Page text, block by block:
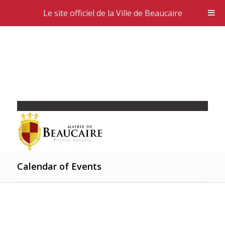
Calendar of Events
Le site officiel de la Ville de Beaucaire